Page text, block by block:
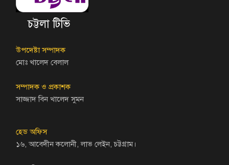
চট্টলা টিভি
উপদেষ্টা সম্পাদক
মোঃ খালেদ বেলাল
সম্পাদক ও প্রকাশক
সাজ্জাদ বিন খালেদ সুমন
হেড অফিস
১৬, আবেদীন কলোনী, লাভ লেইন, চট্টগ্রাম।